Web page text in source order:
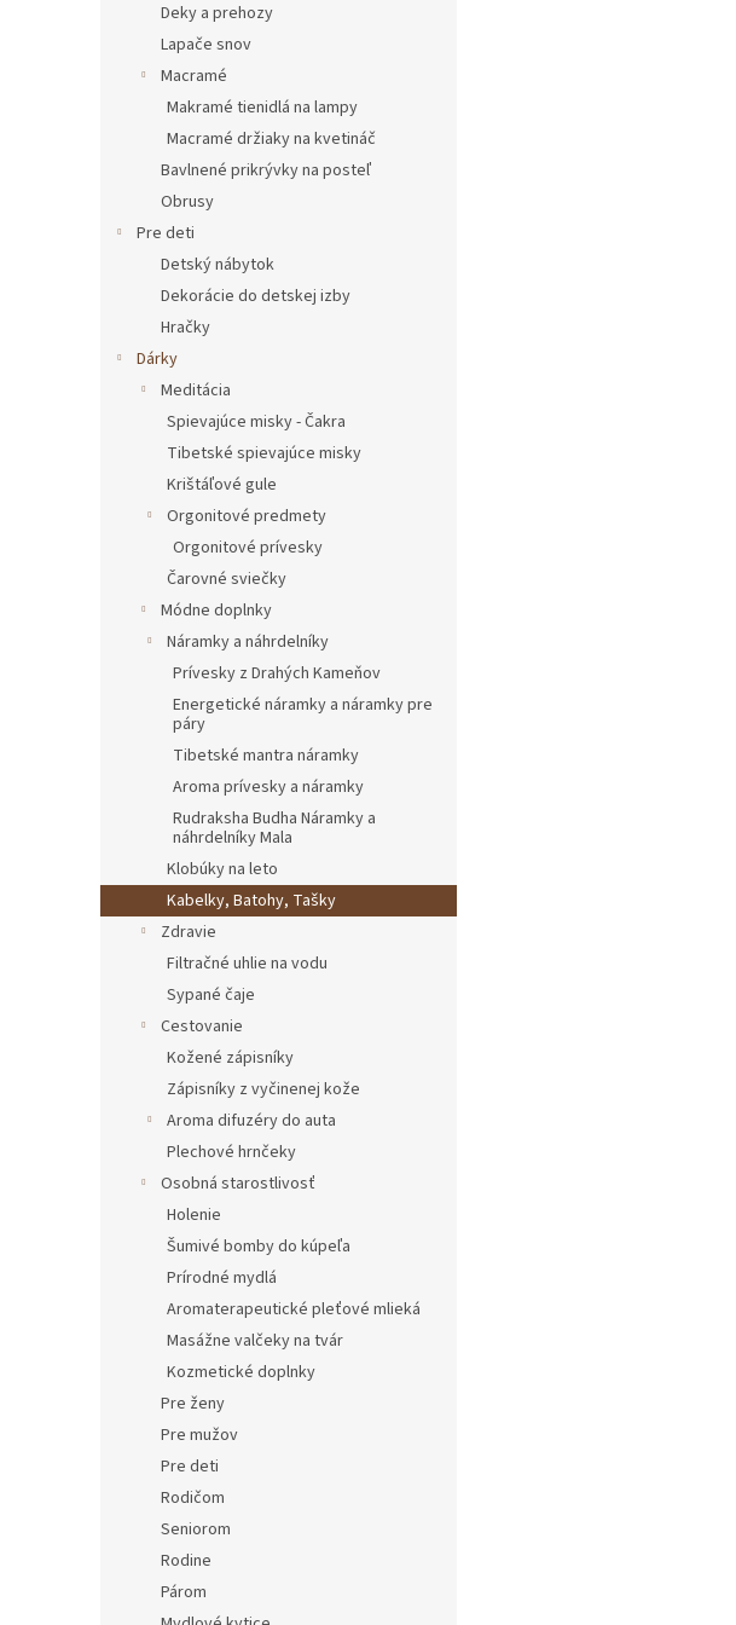
Deky a prehozy
Lapače snov
Macramé
Makramé tienidlá na lampy
Macramé držiaky na kvetináč
Bavlnené prikrývky na posteľ
Obrusy
Pre deti
Detský nábytok
Dekorácie do detskej izby
Hračky
Dárky
Meditácia
Spievajúce misky - Čakra
Tibetské spievajúce misky
Krištáľové gule
Orgonitové predmety
Orgonitové prívesky
Čarovné sviečky
Módne doplnky
Náramky a náhrdelníky
Prívesky z Drahých Kameňov
Energetické náramky a náramky pre
páry
Tibetské mantra náramky
Aroma prívesky a náramky
Rudraksha Budha Náramky a
náhrdelníky Mala
Klobúky na leto
Kabelky, Batohy, Tašky
Zdravie
Filtračné uhlie na vodu
Sypané čaje
Cestovanie
Kožené zápisníky
Zápisníky z vyčinenej kože
Aroma difuzéry do auta
Plechové hrnčeky
Osobná starostlivosť
Holenie
Šumivé bomby do kúpeľa
Prírodné mydlá
Aromaterapeutické pleťové mlieká
Masážne valčeky na tvár
Kozmetické doplnky
Pre ženy
Pre mužov
Pre deti
Rodičom
Seniorom
Rodine
Párom